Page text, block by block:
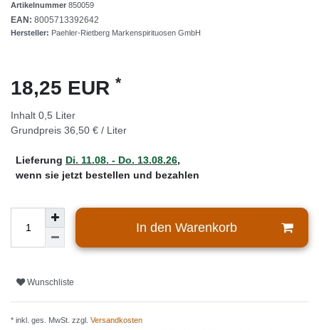
Artikelnummer 850059
EAN: 8005713392642
Hersteller: Paehler-Rietberg Markenspirituosen GmbH
18,25 EUR *
Inhalt 0,5 Liter
Grundpreis 36,50 € / Liter
Lieferung Di. 11.08. - Do. 13.08.26,
wenn sie jetzt bestellen und bezahlen
In den Warenkorb
Wunschliste
* inkl. ges. MwSt. zzgl. Versandkosten